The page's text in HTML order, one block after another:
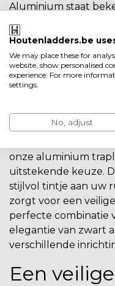
Aluminium staat
verstandige keuze
een
oplossing. Met een
passen aluminium
Elegantie
onze aluminium
uitstekende keuze.
stijlvol tintje aan uw
zorgt voor een
perfecte combinatie
elegantie van zwart
verschillende
Een
Houtenladders.be
We may place these for
website, show personalised
experience. For more
settings.
No, adjust